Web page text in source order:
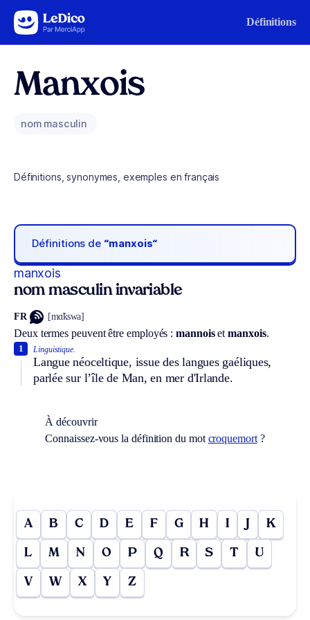
Aller au contenu Définitions
Manxois
nom masculin
Définitions, synonymes, exemples en français
Définitions de “manxois“
manxois
nom masculin invariable
FR [mɑ̃kswa]
Deux termes peuvent être employés :mannoisetmanxois.
Linguistique.
Langue néoceltique, issue des langues gaéliques,
parlée sur l’île de Man, en mer d'Irlande.
1
À découvrir
Connaissez-vous la définition du mot croquemort?
A B C D E F G H I J K
L M N O P Q R S T U
V W X Y Z